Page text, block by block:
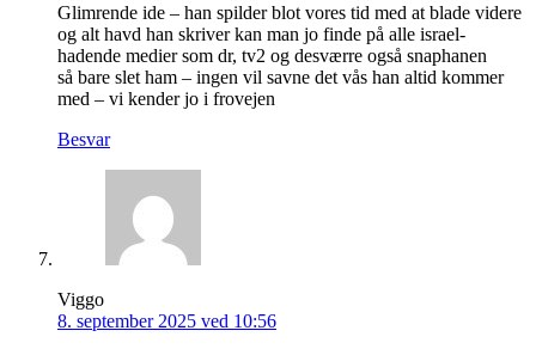
Glimrende ide – han spilder blot vores tid med at blade videre
og alt havd han skriver kan man jo finde på alle israel-
hadende medier som dr, tv2 og desværre også snaphanen
så bare slet ham – ingen vil savne det vås han altid kommer
med – vi kender jo i frovejen
Besvar
Viggo
8. september 2025 ved 10:56